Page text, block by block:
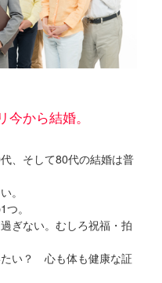
から結婚。
、そして80代の結婚は普
。
。
ぎない。むしろ祝福・拍
たい？ 心も体も健康な証